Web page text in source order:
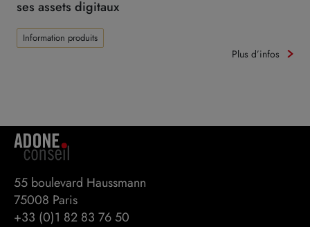
ses assets digitaux
Information produits
Plus d’infos
55 boulevard Haussmann
75008 Paris
+33 (0)1 82 83 76 50